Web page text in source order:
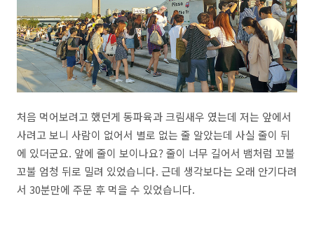
처음 먹어보려고 했던게 동파육과 크림새우 였는데 저는 앞에서
사려고 보니 사람이 없어서 별로 없는 줄 알았는데 사실 줄이 뒤
에 있더군요. 앞에 줄이 보이나요? 줄이 너무 길어서 뱀처럼 꼬불
꼬불 엄청 뒤로 밀려 있었습니다. 근데 생각보다는 오래 안기다려
서 30분만에 주문 후 먹을 수 있었습니다.